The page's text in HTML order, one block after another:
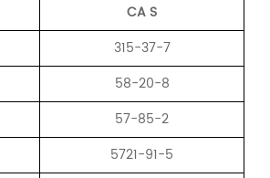
CA S
315-37-7
58-20-8
57-85-2
5721-91-5